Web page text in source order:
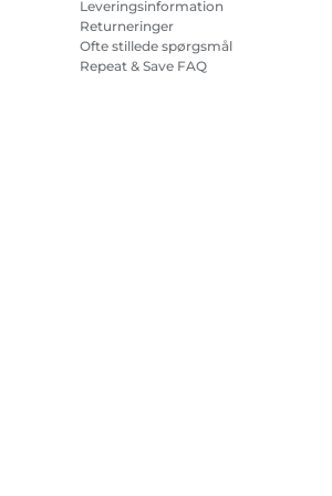
Leveringsinformation
Returneringer
Ofte stillede spørgsmål
Repeat & Save FAQ